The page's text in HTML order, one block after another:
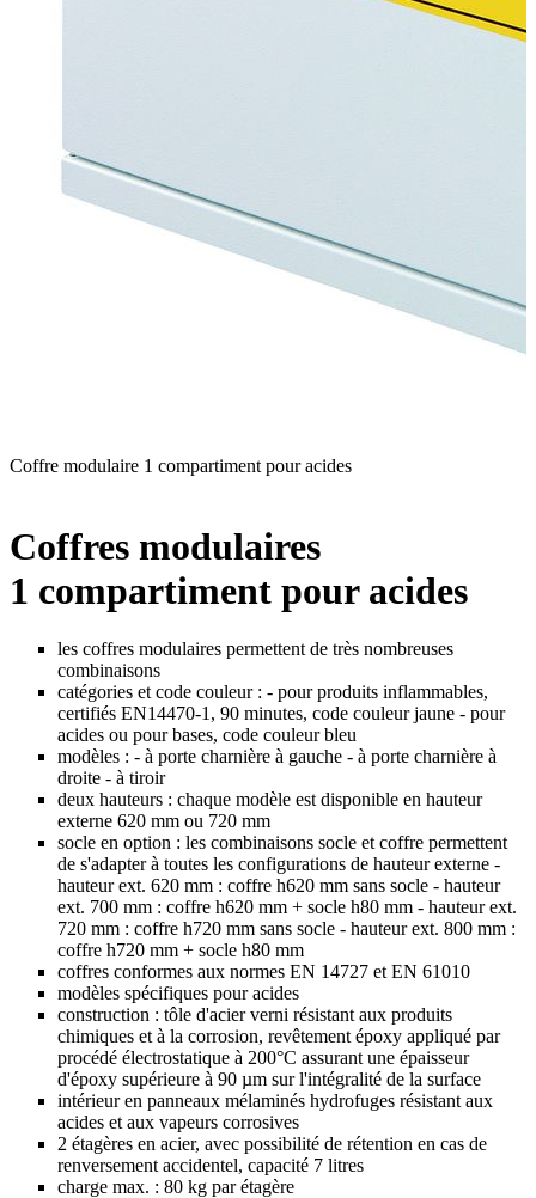
Coffre modulaire 1 compartiment pour acides
Coffres modulaires
1 compartiment pour acides
les coffres modulaires permettent de très nombreuses
combinaisons
catégories et code couleur : - pour produits inflammables,
certifiés EN14470-1, 90 minutes, code couleur jaune - pour
acides ou pour bases, code couleur bleu
modèles : - à porte charnière à gauche - à porte charnière à
droite - à tiroir
deux hauteurs : chaque modèle est disponible en hauteur
externe 620 mm ou 720 mm
socle en option : les combinaisons socle et coffre permettent
de s'adapter à toutes les configurations de hauteur externe -
hauteur ext. 620 mm : coffre h620 mm sans socle - hauteur
ext. 700 mm : coffre h620 mm + socle h80 mm - hauteur ext.
720 mm : coffre h720 mm sans socle - hauteur ext. 800 mm :
coffre h720 mm + socle h80 mm
coffres conformes aux normes EN 14727 et EN 61010
modèles spécifiques pour acides
construction : tôle d'acier verni résistant aux produits
chimiques et à la corrosion, revêtement époxy appliqué par
procédé électrostatique à 200°C assurant une épaisseur
d'époxy supérieure à 90 µm sur l'intégralité de la surface
intérieur en panneaux mélaminés hydrofuges résistant aux
acides et aux vapeurs corrosives
2 étagères en acier, avec possibilité de rétention en cas de
renversement accidentel, capacité 7 litres
charge max. : 80 kg par étagère